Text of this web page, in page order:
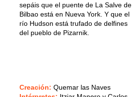
sepáis que el puente de La Salve de
Bilbao está en Nueva York. Y que el
río Hudson está trufado de delfines
del pueblo de Pizarnik.
Creación: Quemar las Naves